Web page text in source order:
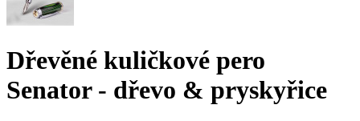
Dřevěné kuličkové pero
Senator - dřevo & pryskyřice